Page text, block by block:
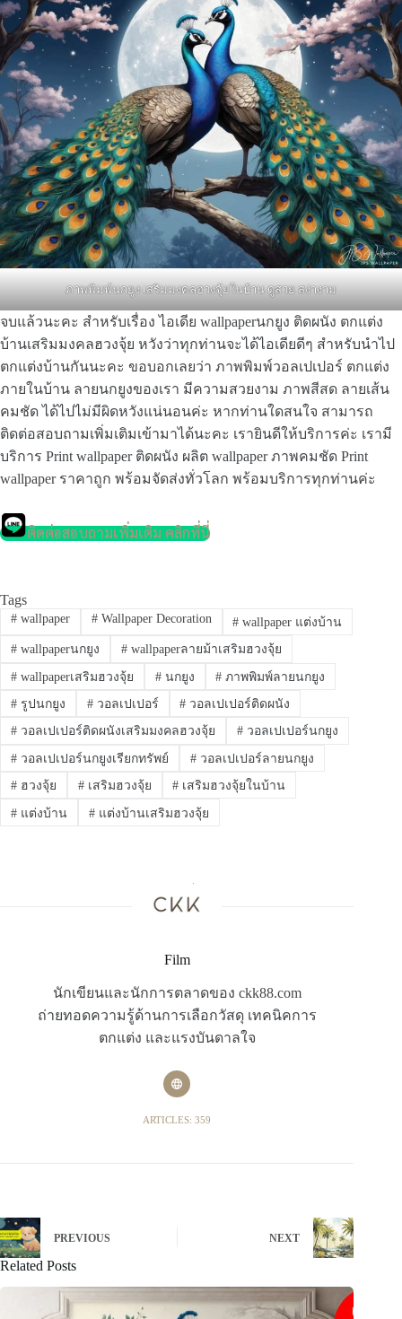
ภาพพิมพ์นกยูง เสริมมงคลฮวงจุ้ยในบ้าน ดูสวย สง่างาม
จบแล้วนะคะ สำหรับเรื่อง ไอเดีย wallpaperนกยูง ติดผนัง ตกแต่ง
บ้านเสริมมงคลฮวงจุ้ย หวังว่าทุกท่านจะได้ไอเดียดีๆ สำหรับนำไป
ตกแต่งบ้านกันนะคะ ขอบอกเลยว่า ภาพพิมพ์วอลเปเปอร์ ตกแต่ง
ภายในบ้าน ลายนกยูงของเรา มีความสวยงาม ภาพสีสด ลายเส้น
คมชัด ได้ไปไม่มีผิดหวังแน่นอนค่ะ หากท่านใดสนใจ สามารถ
ติดต่อสอบถามเพิ่มเติมเข้ามาได้นะคะ เรายินดีให้บริการค่ะ เรามี
บริการ Print wallpaper ติดผนัง ผลิต wallpaper ภาพคมชัด Print
wallpaper ราคาถูก พร้อมจัดส่งทั่วโลก พร้อมบริการทุกท่านค่ะ
ติดต่อสอบถามเพิ่มเติม คลิกที่นี่
Tags
#wallpaper #Wallpaper Decoration # wallpaper แต่งบ้าน
#wallpaperนกยูง #wallpaperลายม้าเสริมฮวงจุ้ย
#wallpaperเสริมฮวงจุ้ย #นกยูง # ภาพพิมพ์ลายนกยูง
#รูปนกยูง #วอลเปเปอร์ # วอลเปเปอร์ติดผนัง
#วอลเปเปอร์ติดผนังเสริมมงคลฮวงจุ้ย #วอลเปเปอร์นกยูง
#วอลเปเปอร์นกยูงเรียกทรัพย์ #วอลเปเปอร์ลายนกยูง
#ฮวงจุ้ย #เสริมฮวงจุ้ย # เสริมฮวงจุ้ยในบ้าน
#แต่งบ้าน #แต่งบ้านเสริมฮวงจุ้ย
Film
นักเขียนและนักการตลาดของ ckk88.com
ถ่ายทอดความรู้ด้านการเลือกวัสดุ เทคนิคการ
ตกแต่ง และแรงบันดาลใจ
ARTICLES: 359
PREVIOUS NEXT
Related Posts